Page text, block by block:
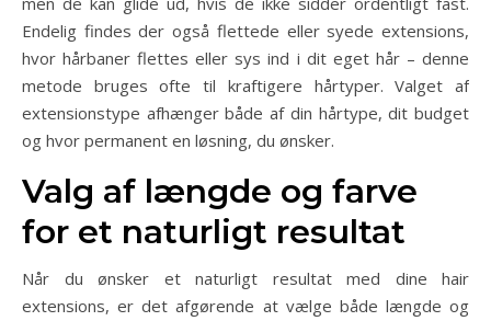
Endelig findes der også flettede eller syede extensions,
hvor hårbaner flettes eller sys ind i dit eget hår – denne
metode bruges ofte til kraftigere hårtyper. Valget af
extensionstype afhænger både af din hårtype, dit budget
og hvor permanent en løsning, du ønsker.
Valg af længde og farve
for et naturligt resultat
Når du ønsker et naturligt resultat med dine hair
extensions, er det afgørende at vælge både længde og